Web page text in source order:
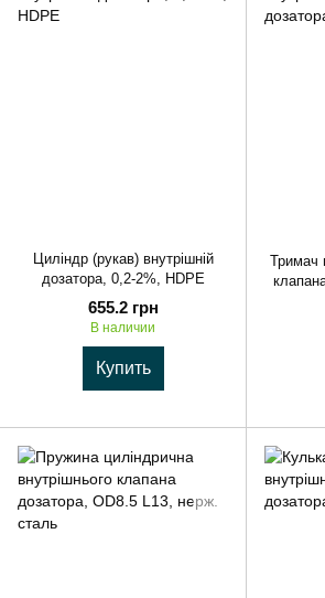
Циліндр (рукав) внутрішній
дозатора, 0,2-2%, HDPE
655.2 грн
В наличии
Купить
Тримач